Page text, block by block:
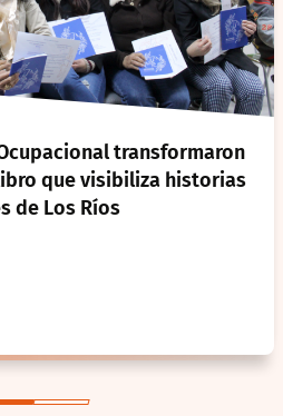
transformaron
que visibiliza historias
de Los Ríos